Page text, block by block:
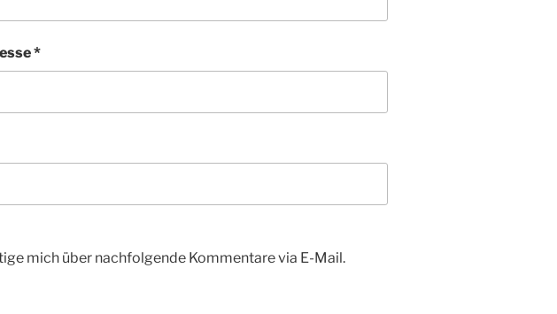
*
mich über nachfolgende Kommentare via E-Mail.